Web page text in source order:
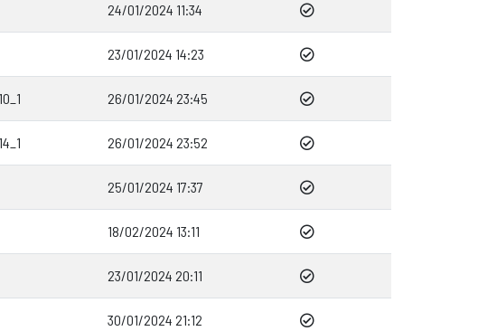
24/01/2024 11:34
23/01/2024 14:23
26/01/2024 23:45
26/01/2024 23:52
25/01/2024 17:37
18/02/2024 13:11
23/01/2024 20:11
30/01/2024 21:12